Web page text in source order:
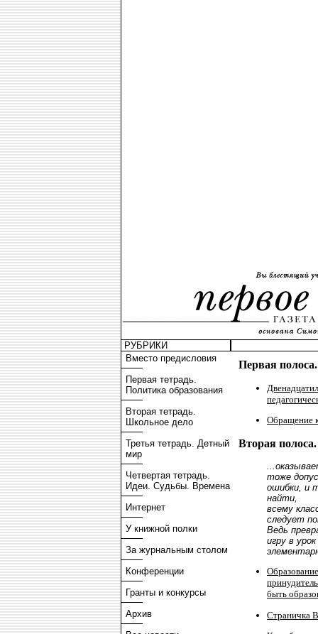
РУБРИКИ
Вместо предисловия
Первая тетрадь.
Политика образования
Вторая тетрадь.
Школьное дело
Третья тетрадь. Детный
мир
Четвертая тетрадь.
Идеи. Судьбы. Времена
Интернет
У книжной полки
За журнальным столом
Конференции
Гранты и конкурсы
Архив
Первая полоса.
Обращение
Вторая
тоже
ошибки, и
найти,
всему
следует
Ведь
игру в
быть
Страничка